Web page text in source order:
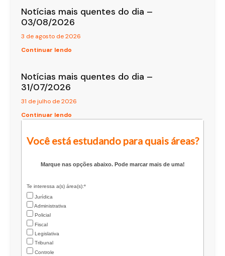
Notícias mais quentes do dia –
03/08/2026
3 de agosto de 2026
Continuar lendo
Notícias mais quentes do dia –
31/07/2026
31 de julho de 2026
Continuar lendo
Você está estudando para quais áreas?
Marque nas opções abaixo. Pode marcar mais de uma!
Te interessa a(s) área(s):*
Jurídica
Administrativa
Policial
Fiscal
Legislativa
Tribunal
Controle